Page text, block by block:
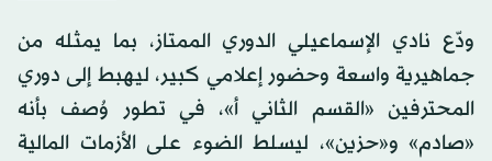
ودّع نادي الإسماعيلي الدوري الممتاز، بما يمثله من
جماهيرية واسعة وحضور إعلامي كبير، ليهبط إلى دوري
المحترفين «القسم الثاني أ»، في تطور وُصف بأنه
«صادم» و«حزين»، ليسلط الضوء على الأزمات المالية